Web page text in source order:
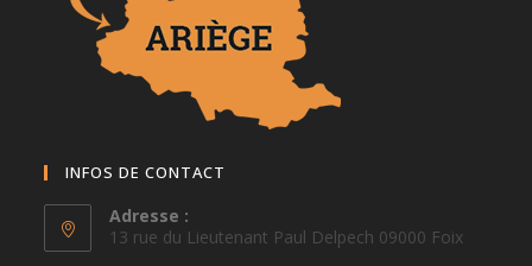
INFOS DE CONTACT
Adresse :
13 rue du Lieutenant Paul Delpech 09000 Foix